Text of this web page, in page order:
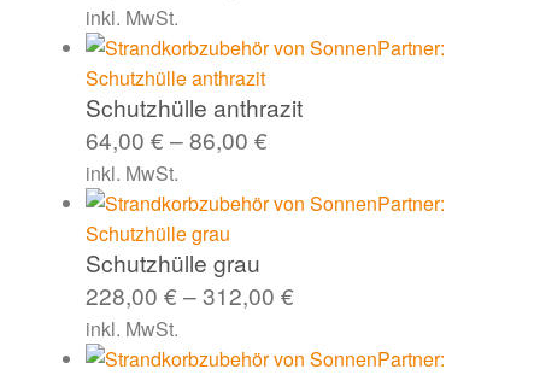
inkl. MwSt.
Schutzhülle anthrazit
64,00 €–86,00 €
inkl. MwSt.
Schutzhülle grau
228,00 €–312,00 €
inkl. MwSt.